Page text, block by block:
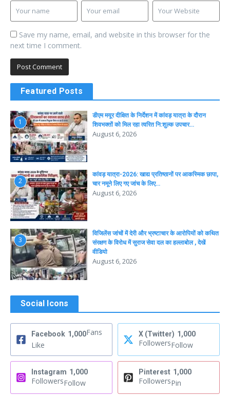
Save my name, email, and website in this browser for the
next time I comment.
Featured Posts
1
डीएम मयूर दीक्षित के निर्देशन में कांवड़ यात्रा के दौरान
शिवभक्तों को मिल रहा त्वरित नि:शुल्क उपचार…
August 6, 2026
2
कांवड़ यात्रा-2026: खाद्य प्रतिष्ठानों पर आकस्मिक छापा,
चार नमूने लिए गए जांच के लिए…
August 6, 2026
3
विजिलेंस जांचों में देरी और भ्रष्टाचार के आरोपियों को कथित
संरक्षण के विरोध में सुराज सेवा दल का हल्लाबोल , देखें
वीडियो
August 6, 2026
Social Icons
Facebook 1,000Fans
Like
X (Twitter) 1,000
FollowersFollow
Instagram 1,000
FollowersFollow
Pinterest 1,000
FollowersPin